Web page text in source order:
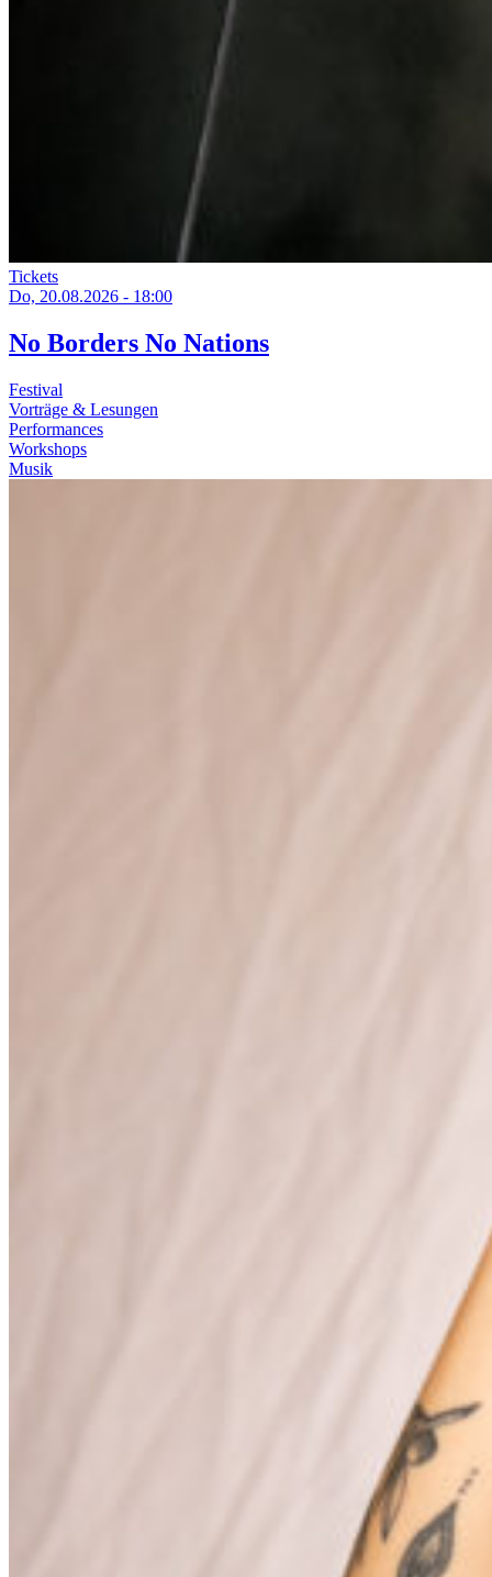
Tickets
Do, 20.08.2026 - 18:00
No Borders No Nations
Festival
Vorträge & Lesungen
Performances
Workshops
Musik